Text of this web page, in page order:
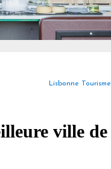
Lisbonne Tourisme
ville de